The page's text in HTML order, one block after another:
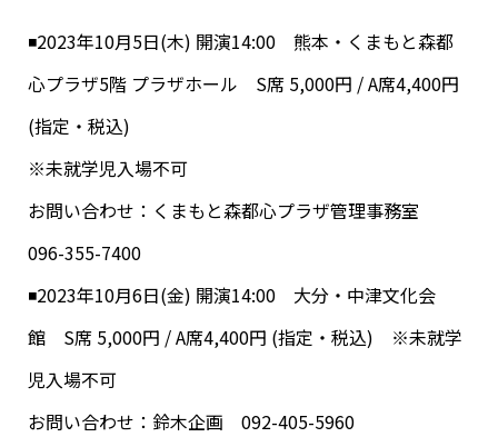
◾️2023年10月5日(木) 開演14:00 熊本・くまもと森都
心プラザ5階 プラザホール S席 5,000円 / A席4,400円
(指定・税込)
※未就学児入場不可
お問い合わせ：くまもと森都心プラザ管理事務室
096-355-7400
◾️2023年10月6日(金) 開演14:00 大分・中津文化会
館 S席 5,000円 / A席4,400円 (指定・税込) ※未就学
児入場不可
お問い合わせ：鈴木企画 092-405-5960